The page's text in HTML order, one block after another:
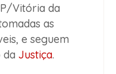
Vitória da
as
e seguem
da Justiça.